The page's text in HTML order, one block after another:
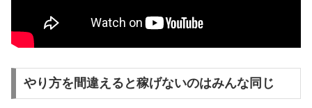
やり方を間違えると稼げないのはみんな同じ